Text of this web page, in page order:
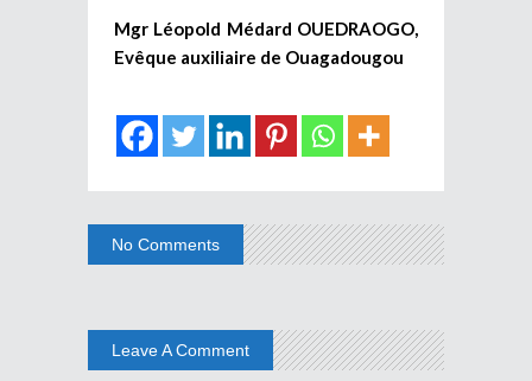
Mgr Léopold Médard OUEDRAOGO,
Evêque auxiliaire de Ouagadougou
No Comments
Leave A Comment